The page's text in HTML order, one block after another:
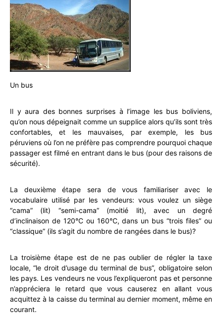
Un bus
Il y aura des bonnes surprises à l’image les bus boliviens,
qu’on nous dépeignait comme un supplice alors qu’ils sont très
confortables, et les mauvaises, par exemple, les bus
péruviens où l’on ne préfère pas comprendre pourquoi chaque
passager est filmé en entrant dans le bus (pour des raisons de
sécurité).
La deuxième étape sera de vous familiariser avec le
vocabulaire utilisé par les vendeurs: vous voulez un siège
“cama” (lit) “semi-cama” (moitié lit), avec un degré
d’inclinaison de 120°C ou 160°C, dans un bus “trois files” ou
“classique” (ils s’agit du nombre de rangées dans le bus)?
La troisième étape est de ne pas oublier de régler la taxe
locale, “le droit d’usage du terminal de bus”, obligatoire selon
les pays. Les vendeurs ne vous l’expliqueront pas et personne
n’appréciera le retard que vous causerez en allant vous
acquittez à la caisse du terminal au dernier moment, même en
courant.